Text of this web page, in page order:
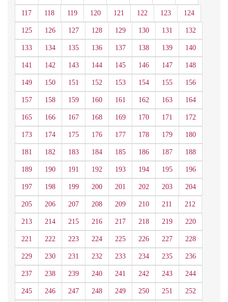
117 118 119 120 121 122 123 124
125 126 127 128 129 130 131 132
133 134 135 136 137 138 139 140
141 142 143 144 145 146 147 148
149 150 151 152 153 154 155 156
157 158 159 160 161 162 163 164
165 166 167 168 169 170 171 172
173 174 175 176 177 178 179 180
181 182 183 184 185 186 187 188
189 190 191 192 193 194 195 196
197 198 199 200 201 202 203 204
205 206 207 208 209 210 211 212
213 214 215 216 217 218 219 220
221 222 223 224 225 226 227 228
229 230 231 232 233 234 235 236
237 238 239 240 241 242 243 244
245 246 247 248 249 250 251 252